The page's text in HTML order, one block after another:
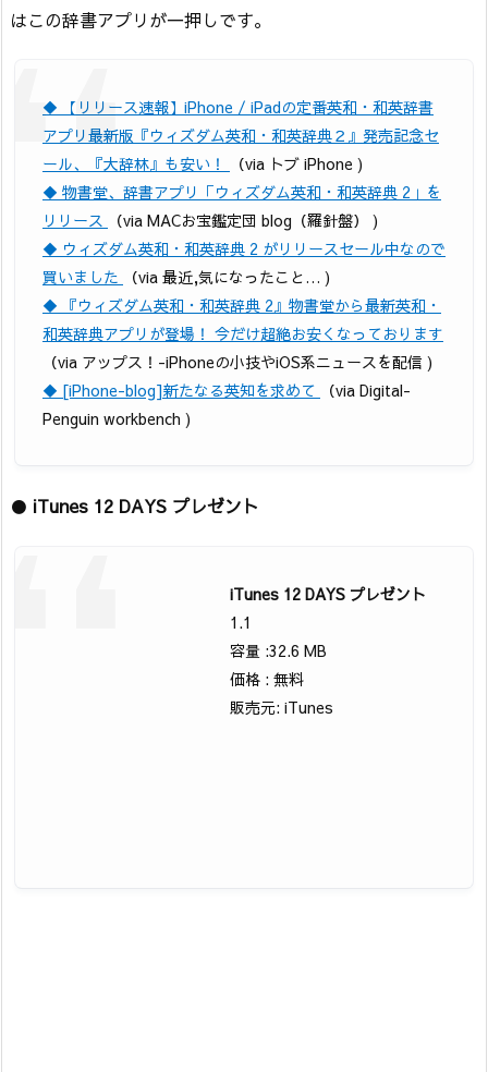
はこの辞書アプリが一押しです。
◆ 【リリース速報】iPhone / iPadの定番英和・和英辞書
アプリ最新版『ウィズダム英和・和英辞典２』発売記念セ
ール、『大辞林』も安い！
（via トブ iPhone )
◆ 物書堂、辞書アプリ「ウィズダム英和・和英辞典 2」を
リリース
（via MACお宝鑑定団 blog（羅針盤） )
◆ ウィズダム英和・和英辞典 2 がリリースセール中なので
買いました
（via 最近,気になったこと… )
◆ 『ウィズダム英和・和英辞典 2』物書堂から最新英和・
和英辞典アプリが登場！ 今だけ超絶お安くなっております
（via アップス！-iPhoneの小技やiOS系ニュースを配信 )
◆ [iPhone-blog]新たなる英知を求めて
（via Digital-
Penguin workbench )
● iTunes 12 DAYS プレゼント
iTunes 12 DAYS プレゼント
1.1
容量 :32.6 MB
価格 : 無料
販売元: iTunes